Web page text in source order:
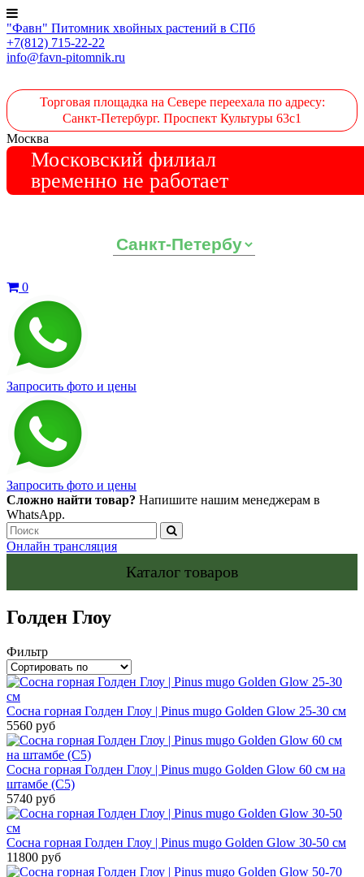
"Фавн" Питомник хвойных растений в СПб
+7(812) 715-22-22
info@favn-pitomnik.ru
Торговая площадка на Севере переехала по адресу:
Санкт-Петербург. Проспект Культуры 63с1
Москва
Московский филиал
временно не работает
0
Запросить фото и цены
Запросить фото и цены
Сложно найти товар? Напишите нашим менеджерам в
WhatsApp.
Онлайн трансляция
Каталог товаров
Голден Глоу
Фильтр
Сосна горная Голден Глоу | Pinus mugo Golden Glow 25-30 см
5560 руб
Сосна горная Голден Глоу | Pinus mugo Golden Glow 60 см на
штамбе (С5)
5740 руб
Сосна горная Голден Глоу | Pinus mugo Golden Glow 30-50 см
11800 руб